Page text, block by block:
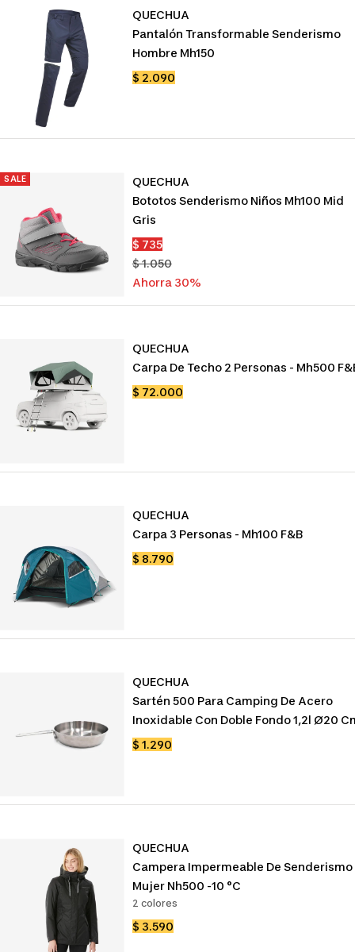
QUECHUA
Pantalón Transformable Senderismo
Hombre Mh150
Precio
$ 2.090
SALE
QUECHUA
Bototos Senderismo Niños Mh100 Mid
Gris
Precio
de
venta
$ 735
Precio
normal
$ 1.050
Ahorra 30%
QUECHUA
Carpa De Techo 2 Personas - Mh500
Precio
$ 72.000
QUECHUA
Carpa 3 Personas - Mh100 F&b
Precio
$ 8.790
QUECHUA
Sartén 500 Para Camping De Acero
Inoxidable Con Doble Fondo 1,2l Ø20
Precio
$ 1.290
QUECHUA
Campera Impermeable De Senderismo
Mujer Nh500 -10 °c
2 colores
Precio
$ 3.590